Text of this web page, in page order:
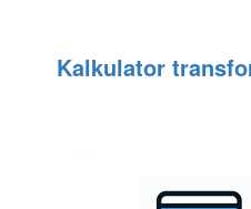
Kalkulator